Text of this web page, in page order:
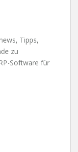
Tipps,
zu
Software für